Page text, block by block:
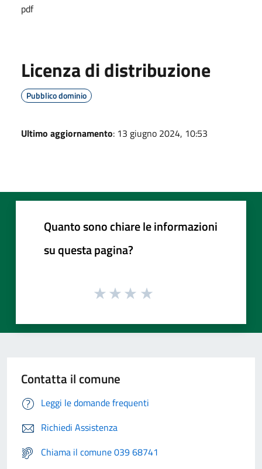
pdf
Licenza di distribuzione
Pubblico dominio
Ultimo aggiornamento: 13 giugno 2024, 10:53
Quanto sono chiare le informazioni
su questa pagina?
Contatta il comune
Leggi le domande frequenti
Richiedi Assistenza
Chiama il comune 039 68741